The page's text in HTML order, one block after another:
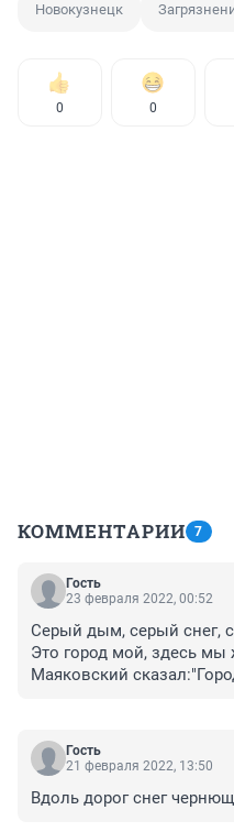
Новокузнецк
0 0
КОММЕНТАРИИ 7
Гость
23 февраля 2022, 00:52
Серый дым, серый снег,
Это город мой, здесь мы
Маяковский
И отравленный водоем.
Ночью выбросы,
Серый дым, серый снег,
Гость
21 февраля 2022, 13:50
Вдоль дорог снег